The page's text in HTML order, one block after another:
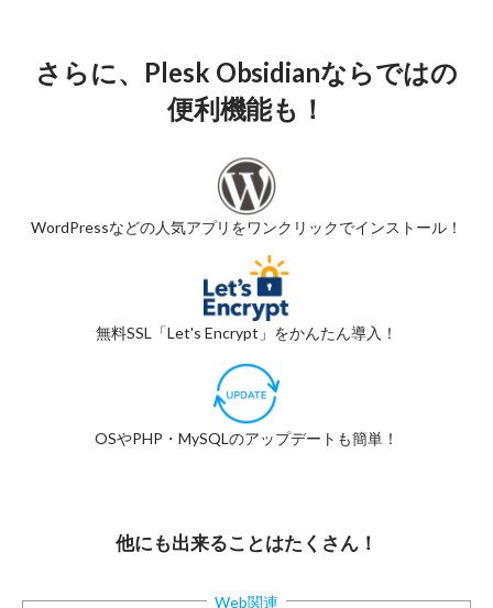
さらに、Plesk Obsidianならではの
便利機能も！
WordPressなどの人気アプリをワンクリックでインストール！
無料SSL「Let's Encrypt」をかんたん導入！
OSやPHP・MySQLのアップデートも簡単！
他にも出来ることはたくさん！
Web関連